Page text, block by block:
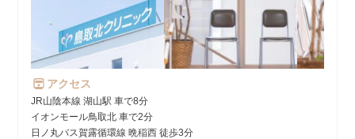
アクセス
JR山陰本線 湖山駅 車で8分
イオンモール鳥取北 車で2分
日ノ丸バス賀露循環線 晩稲西 徒歩3分